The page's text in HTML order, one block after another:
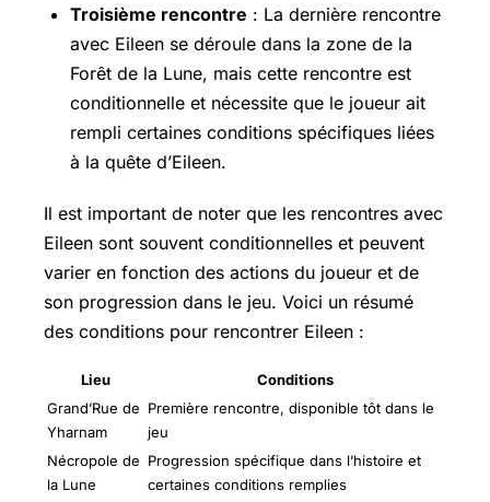
Troisième rencontre : La dernière rencontre
avec Eileen se déroule dans la zone de la
Forêt de la Lune, mais cette rencontre est
conditionnelle et nécessite que le joueur ait
rempli certaines conditions spécifiques liées
à la quête d’Eileen.
Il est important de noter que les rencontres avec
Eileen sont souvent conditionnelles et peuvent
varier en fonction des actions du joueur et de
son progression dans le jeu. Voici un résumé
des conditions pour rencontrer Eileen :
Lieu
Conditions
Grand’Rue de
Yharnam
Première rencontre, disponible tôt dans le
jeu
Nécropole de
la Lune
Progression spécifique dans l’histoire et
certaines conditions remplies